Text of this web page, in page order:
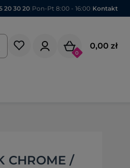
20 30 20 Pon-Pt 8:00 - 16:00 Kontakt
0
0,00 zł
CHROME /